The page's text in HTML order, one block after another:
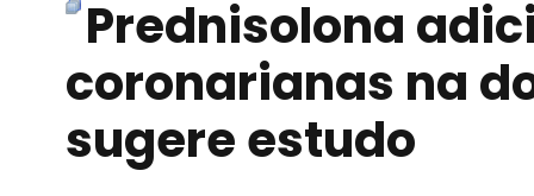
Prednisolona
coronarianas na
sugere estudo